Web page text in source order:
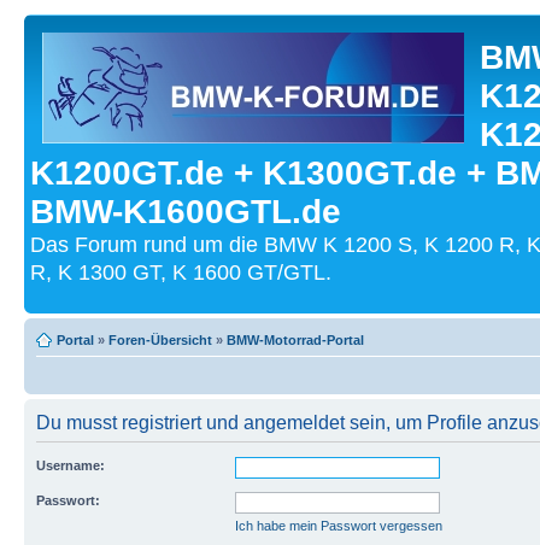
K1200GT.de + K1300GT.de +
BMW-K1600GTL.de
Das Forum rund um die BMW K 1200 S, K 1200 R,
R, K 1300 GT, K 1600 GT/GTL.
Portal » Foren-Übersicht » BMW-Motorrad-Portal
Du musst registriert und angemeldet sein, um Profile
Username:
Passwort:
Ich habe mein Passwort vergessen